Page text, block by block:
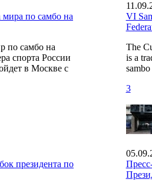
мира по самбо на
по самбо на
спорта России
в Москве с
VI
The
is a
sambo
3
президента по